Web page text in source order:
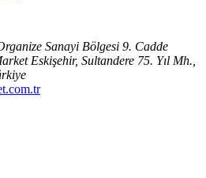
Sanayi Bölgesi 9. Cadde
Eskişehir, Sultandere 75. Yıl Mh.,